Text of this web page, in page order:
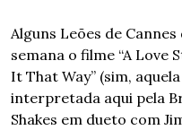
Alguns Leões de
semana o filme “A Love
It That Way” (sim,
interpretada aqui pela
Shakes em dueto com